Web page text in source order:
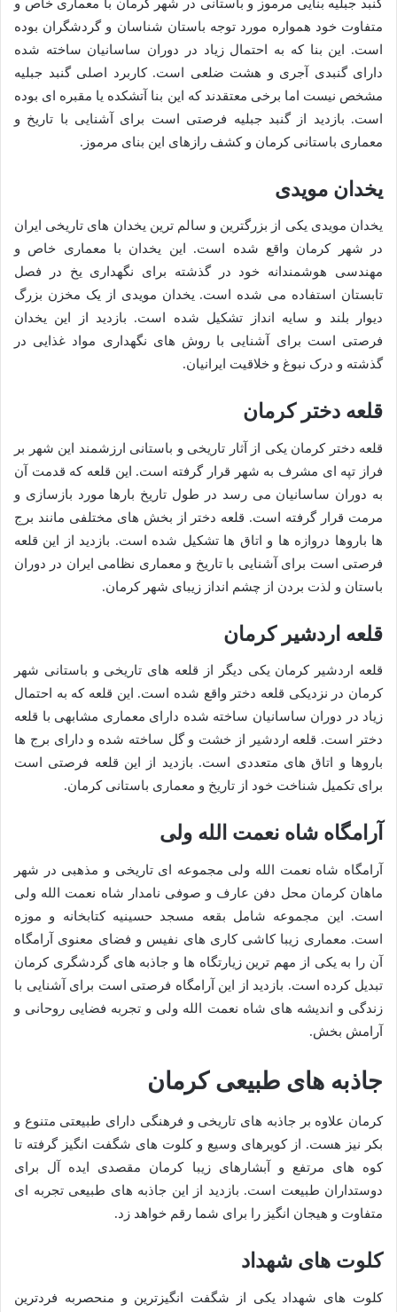
گنبد جبلیه بنایی مرموز و باستانی در شهر کرمان با معماری خاص و
متفاوت خود همواره مورد توجه باستان شناسان و گردشگران بوده
است. این بنا که به احتمال زیاد در دوران ساسانیان ساخته شده
دارای گنبدی آجری و هشت ضلعی است. کاربرد اصلی گنبد جبلیه
مشخص نیست اما برخی معتقدند که این بنا آتشکده یا مقبره ای بوده
است. بازدید از گنبد جبلیه فرصتی است برای آشنایی با تاریخ و
معماری باستانی کرمان و کشف رازهای این بنای مرموز.
یخدان مویدی
یخدان مویدی یکی از بزرگترین و سالم ترین یخدان های تاریخی ایران
در شهر کرمان واقع شده است. این یخدان با معماری خاص و
مهندسی هوشمندانه خود در گذشته برای نگهداری یخ در فصل
تابستان استفاده می شده است. یخدان مویدی از یک مخزن بزرگ
دیوار بلند و سایه انداز تشکیل شده است. بازدید از این یخدان
فرصتی است برای آشنایی با روش های نگهداری مواد غذایی در
گذشته و درک نبوغ و خلاقیت ایرانیان.
قلعه دختر کرمان
قلعه دختر کرمان یکی از آثار تاریخی و باستانی ارزشمند این شهر بر
فراز تپه ای مشرف به شهر قرار گرفته است. این قلعه که قدمت آن
به دوران ساسانیان می رسد در طول تاریخ بارها مورد بازسازی و
مرمت قرار گرفته است. قلعه دختر از بخش های مختلفی مانند برج
ها باروها دروازه ها و اتاق ها تشکیل شده است. بازدید از این قلعه
فرصتی است برای آشنایی با تاریخ و معماری نظامی ایران در دوران
باستان و لذت بردن از چشم انداز زیبای شهر کرمان.
قلعه اردشیر کرمان
قلعه اردشیر کرمان یکی دیگر از قلعه های تاریخی و باستانی شهر
کرمان در نزدیکی قلعه دختر واقع شده است. این قلعه که به احتمال
زیاد در دوران ساسانیان ساخته شده دارای معماری مشابهی با قلعه
دختر است. قلعه اردشیر از خشت و گل ساخته شده و دارای برج ها
باروها و اتاق های متعددی است. بازدید از این قلعه فرصتی است
برای تکمیل شناخت خود از تاریخ و معماری باستانی کرمان.
آرامگاه شاه نعمت الله ولی
آرامگاه شاه نعمت الله ولی مجموعه ای تاریخی و مذهبی در شهر
ماهان کرمان محل دفن عارف و صوفی نامدار شاه نعمت الله ولی
است. این مجموعه شامل بقعه مسجد حسینیه کتابخانه و موزه
است. معماری زیبا کاشی کاری های نفیس و فضای معنوی آرامگاه
آن را به یکی از مهم ترین زیارتگاه ها و جاذبه های گردشگری کرمان
تبدیل کرده است. بازدید از این آرامگاه فرصتی است برای آشنایی با
زندگی و اندیشه های شاه نعمت الله ولی و تجربه فضایی روحانی و
آرامش بخش.
جاذبه های طبیعی کرمان
کرمان علاوه بر جاذبه های تاریخی و فرهنگی دارای طبیعتی متنوع و
بکر نیز هست. از کویرهای وسیع و کلوت های شگفت انگیز گرفته تا
کوه های مرتفع و آبشارهای زیبا کرمان مقصدی ایده آل برای
دوستداران طبیعت است. بازدید از این جاذبه های طبیعی تجربه ای
متفاوت و هیجان انگیز را برای شما رقم خواهد زد.
کلوت های شهداد
کلوت های شهداد یکی از شگفت انگیزترین و منحصربه فردترین